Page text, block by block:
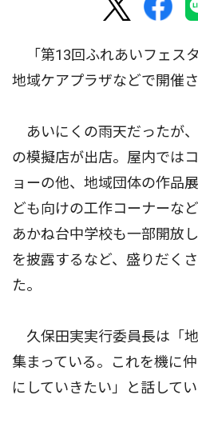
「第13回ふれあいフェス
地域ケアプラザなどで開催さ
あいにくの雨天だったが
の模擬店が出店。屋内では
ョーの他、地域団体の作品
ども向けの工作コーナーな
あかね台中学校も一部開放
を披露するなど、盛りだく
た。
久保田実実行委員長は「
集まっている。これを機に
にしていきたい」と話してい